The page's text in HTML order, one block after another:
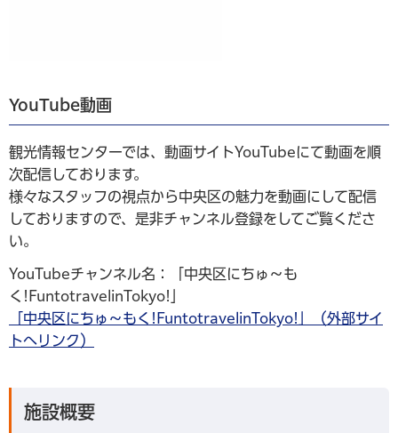
YouTube動画
観光情報センターでは、動画サイトYouTubeにて動画を順
次配信しております。
様々なスタッフの視点から中央区の魅力を動画にして配信
しておりますので、是非チャンネル登録をしてご覧くださ
い。
YouTubeチャンネル名：「中央区にちゅ～も
く!FuntotravelinTokyo!」
「中央区にちゅ～もく!FuntotravelinTokyo!」（外部サイ
トへリンク）
施設概要